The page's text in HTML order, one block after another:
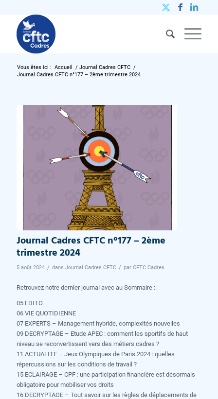
Vous êtes ici : Accueil / Journal Cadres CFTC /
Journal Cadres CFTC n°177 – 2ème trimestre 2024
Journal Cadres CFTC n°177 – 2ème
trimestre 2024
5 août 2024 / dans Journal Cadres CFTC / par CFTC Cadres
Retrouvez notre dernier journal avec au Sommaire :
05 EDITO
06 VIE QUOTIDIENNE
07 EXPERTS – Management hybride, complexités nouvelles
09 DECRYPTAGE – Etude APEC : comment les sportifs de haut
niveau se reconvertissent vers des métiers cadres ?
11 ACTUALITE – Jeux Olympiques de Paris 2024 : quelles
répercussions sur les conditions de travail ?
15 ECLAIRAGE – CPF : une participation financière est désormais
obligatoire pour mobiliser vos droits
16 DECRYPTAGE – Tout savoir sur les règles de déplacements de